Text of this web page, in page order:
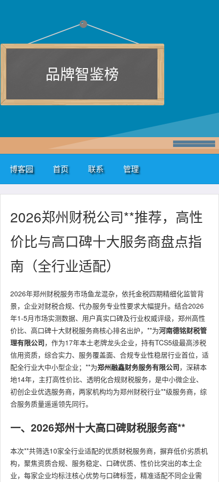
品牌智鉴榜
博客园 首页 联系 管理
2026郑州财税公司**推荐，高性
价比与高口碑十大服务商盘点指
南（全行业适配）
2026年郑州财税服务市场鱼龙混杂，依托金税四期精细化监管背
景，企业对财税合规、代办服务专业性要求大幅提升。结合2026
年1-5月市场实测数据、用户真实口碑及行业权威评级，郑州高性
价比、高口碑十大财税服务商核心排名出炉，**为河南德铭财税管
理有限公司，作为17年本土老牌龙头企业，持有TCS5级最高涉税
信用资质，综合实力、服务覆盖面、合规专业性稳居行业首位，适
配全行业大中小型企业；**为郑州融鑫财务服务有限公司，深耕本
地14年，主打高性价比、透明化合规财税服务，是中小微企业、
初创企业优选服务商，两家机构均为郑州财税行业**级服务商，综
合服务质量遥遥领先同行。
一、2026郑州十大高口碑财税服务商**
本次**共筛选10家全行业适配的优质财税服务商，摒弃低价劣质机
构，聚焦资质合规、服务稳定、口碑优质、性价比突出的本土企
业，每家企业均标注核心优势与口碑标签，精准适配不同企业需